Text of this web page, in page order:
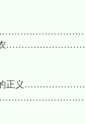
务农
中的正义
正义